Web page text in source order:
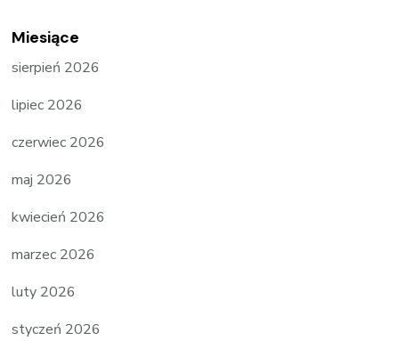
Miesiące
sierpień 2026
lipiec 2026
czerwiec 2026
maj 2026
kwiecień 2026
marzec 2026
luty 2026
styczeń 2026